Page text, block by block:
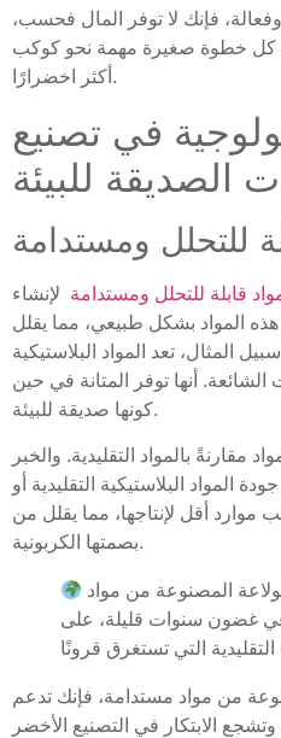
فإنك لا توفر المال فحسب،
كل خطوة صغيرة مهمة نحو كوكب
أكثر اخضرارًا.
في تصنيع
الصديقة للبيئة
للتحلل ومستدامة
قابلة للتحلل ومستدامة لإنشاء
المواد بشكل طبيعي، مما يقلل
المثال، تعد المواد البلاستيكية
الشائعة. أنها توفر المتانة في حين
كونها صديقة للبيئة.
مقارنةً بالمواد التقليدية. والخبر
المواد البلاستيكية التقليدية أو
موارد أقل لإنتاجها، مما يقلل من
بصمتها الكربونية.
المصنوعة من مواد
في غضون سنوات قليلة، على
من مواد مستدامة، فإنك تدعم